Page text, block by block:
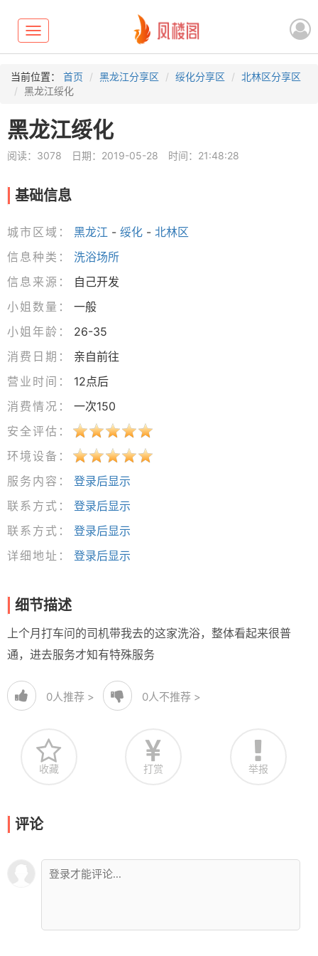
Toggle
navigation
当前位置： 首页 黑龙江分享区 绥化分享区
北林区分享区
黑龙江绥化
黑龙江绥化
阅读：3078 日期：2019-05-28 时间：21:48:28
基础信息
城市区域： 黑龙江 - 绥化 - 北林区
信息种类：
洗浴场所
信息来源：
自己开发
小姐数量：
一般
小姐年龄：
26-35
消费日期：
亲自前往
营业时间：
12点后
消费情况：
一次150
安全评估：
环境设备：
服务内容：
登录后显示
联系方式：
登录后显示
联系方式：
登录后显示
详细地址：
登录后显示
细节描述
上个月打车问的司机带我去的这家洗浴，整体看起来很普
通，进去服务才知有特殊服务
0人推荐 > 0人不推荐 >
收藏 打赏 举报
评论